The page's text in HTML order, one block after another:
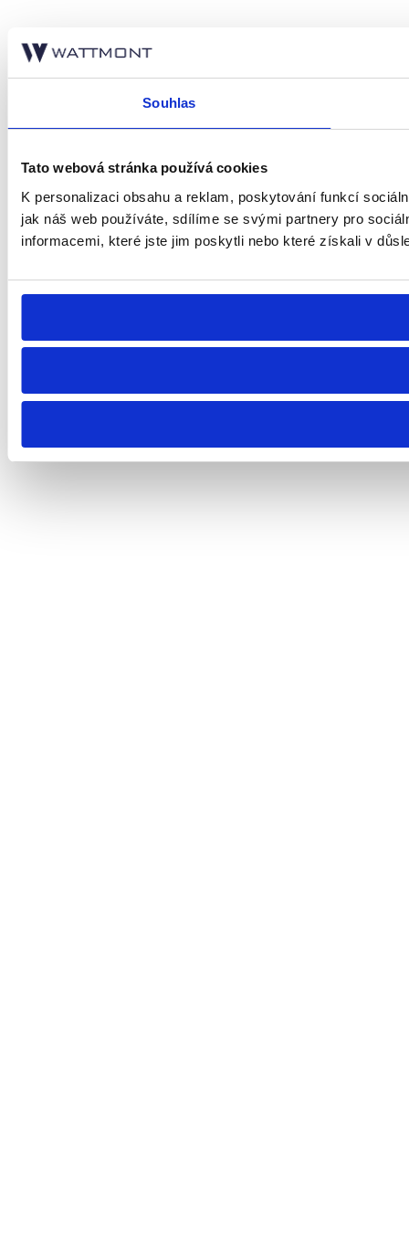
Souhlas
Tato webová stránka používá cookies
K personalizaci obsahu a reklam, poskytování funkcí
jak náš web používáte, sdílíme se svými partnery pro
informacemi, které jste jim poskytli nebo které získali v